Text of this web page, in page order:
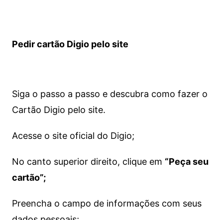
Pedir cartão Digio pelo site
Siga o passo a passo e descubra como fazer o
Cartão Digio pelo site.
Acesse o site oficial do Digio;
No canto superior direito, clique em “Peça seu
cartão”;
Preencha o campo de informações com seus